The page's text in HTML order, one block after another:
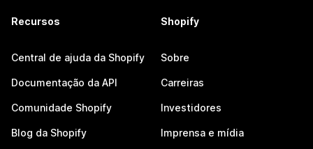
Recursos
Central de ajuda da Shopify
Documentação da API
Comunidade Shopify
Blog da Shopify
Shopify
Sobre
Carreiras
Investidores
Imprensa e mídia